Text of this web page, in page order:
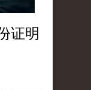
证明